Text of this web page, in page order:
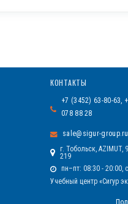
КОНТАКТЫ
+7 (3452) 63-80-63,
078 88 28
sale@sigur-group.ru
г. Тобольск,
219
пн–пт: 08:30 - 20:00,
Учебный центр «Сигур